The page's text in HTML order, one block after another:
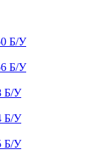
Б/У
Б/У
Б/У
Б/У
Б/У